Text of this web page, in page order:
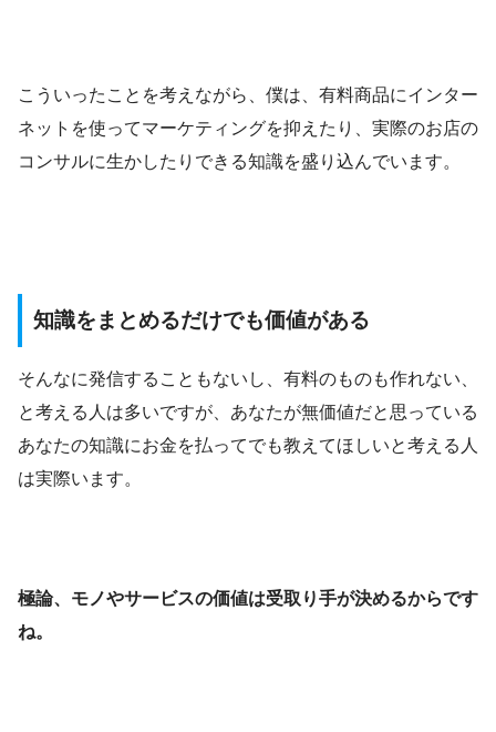
こういったことを考えながら、僕は、有料商品にインター
ネットを使ってマーケティングを抑えたり、実際のお店の
コンサルに生かしたりできる知識を盛り込んでいます。
知識をまとめるだけでも価値がある
そんなに発信することもないし、有料のものも作れない、
と考える人は多いですが、あなたが無価値だと思っている
あなたの知識にお金を払ってでも教えてほしいと考える人
は実際います。
極論、モノやサービスの価値は受取り手が決めるからです
ね。